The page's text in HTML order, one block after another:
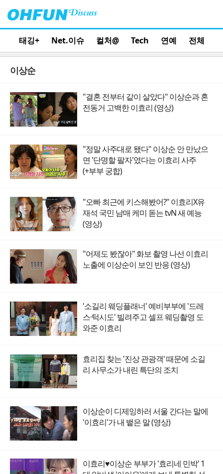
태깅+ Net.이슈 컬처@ Tech 연예 전체
이상순
"결혼 전부터 같이 살았다" 이상순과 혼
전동거 고백한 이효리 (영상)
"정말 사주대로 됐다" 이상순 안 만났으
면 '단명할 팔자'였다는 이효리 사주
(+부부 궁합)
"오빠 최근에 키스해봤어?" 이효리X유
재석 국민 남매 케미 돋는 tvN 새 예능
(영상)
"어제도 봤잖아" 화보 촬영 나선 이효리
노출에 이상순이 보인 반응 (영상)
'소길리 웨딩플래너' 예비부부에 '드레
스·턱시도' 빌려주고 셀프 웨딩촬영 도
와준 이효리
효리집 찾는 '진상 관광객' 때문에 소길
리 사무소가 내린 특단의 조치
이상순이 디제잉하러 서울 간다는 말에
'이효리'가 내 뱉은 말 (영상)
이효리♥이상순 부부가 '효리네 민박' 1